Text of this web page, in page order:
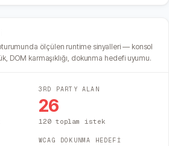
ölçülen runtime sinyalleri — konsol
DOM karmaşıklığı, dokunma hedefi uyumu.
3RD PARTY ALAN
26
120 toplam istek
WCAG DOKUNMA HEDEFİ